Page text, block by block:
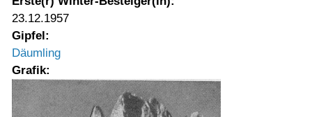
23.12.1957
Gipfel:
Däumling
Grafik: